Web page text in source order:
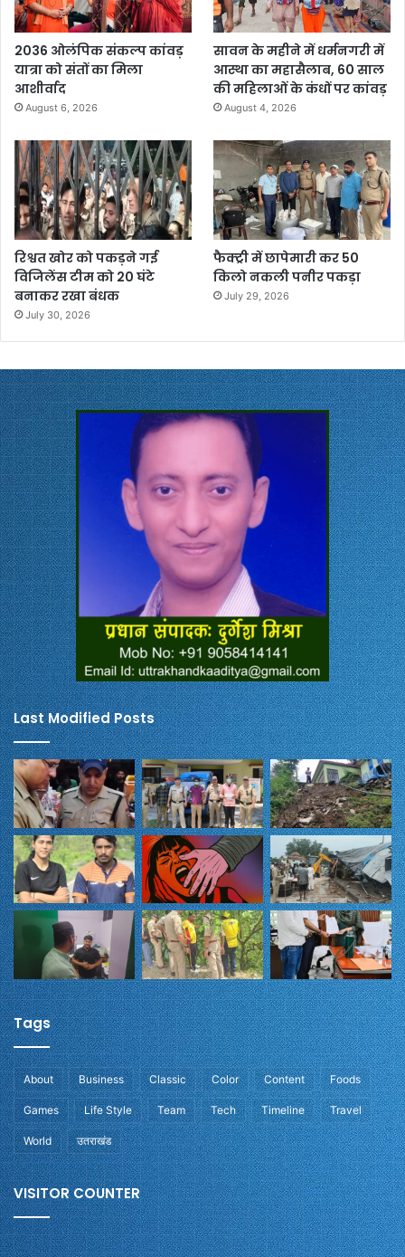
2036 ओलंपिक संकल्प कांवड़
यात्रा को संतों का मिला
आशीर्वाद
August 6, 2026
सावन के महीने में धर्मनगरी में
आस्था का महासैलाब, 60 साल
की महिलाओं के कंधों पर कांवड़
August 4, 2026
रिश्वत खोर को पकड़ने गई
विजिलेंस टीम को 20 घंटे
बनाकर रखा बंधक
July 30, 2026
फैक्ट्री में छापेमारी कर 50
किलो नकली पनीर पकड़ा
July 29, 2026
Last Modified Posts
Tags
About Business Classic Color Content Foods
Games Life Style Team Tech Timeline Travel
World उतराखंड
VISITOR COUNTER